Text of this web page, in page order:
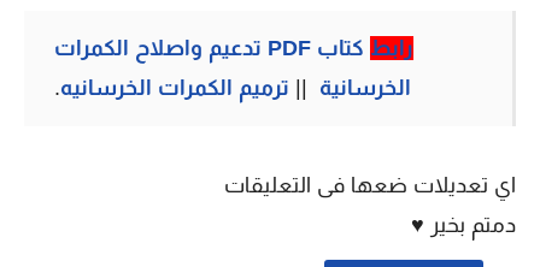
رابط
كتاب PDF تدعيم واصلاح الكمرات
الخرسانية
|| ترميم الكمرات الخرسانيه.
اي تعديلات ضعها فى التعليقات
دمتم بخير ♥